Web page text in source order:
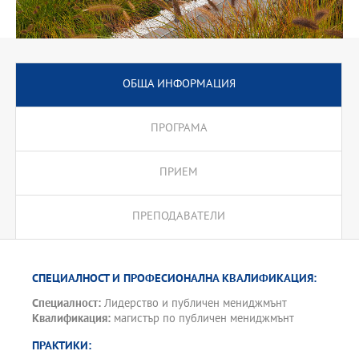
ОБЩА ИНФОРМАЦИЯ
ПРОГРАМА
ПРИЕМ
ПРЕПОДАВАТЕЛИ
СПЕЦИАЛНОСТ И ПРОФЕСИОНАЛНА КВАЛИФИКАЦИЯ:
Специалност: Лидерство и публичен мениджмънт
Квалификация: магистър по публичен мениджмънт
ПРАКТИКИ: